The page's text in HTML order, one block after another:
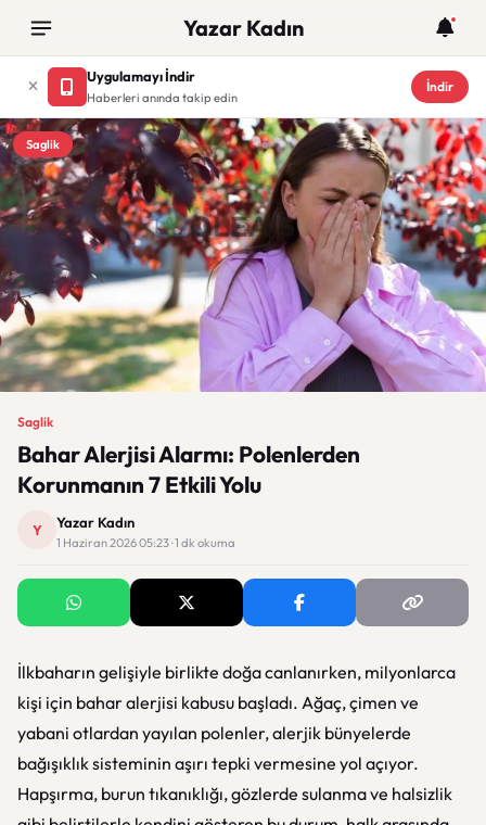
Yazar Kadın
Uygulamayı İndir
Haberleri anında takip edin
İndir
Saglik
Saglik
Bahar Alerjisi Alarmı: Polenlerden
Korunmanın 7 Etkili Yolu
Y Yazar Kadın
1 Haziran 2026 05:23 · 1 dk okuma
İlkbaharın gelişiyle birlikte doğa canlanırken, milyonlarca
kişi için bahar alerjisi kabusu başladı. Ağaç, çimen ve
yabani otlardan yayılan polenler, alerjik bünyelerde
bağışıklık sisteminin aşırı tepki vermesine yol açıyor.
Hapşırma, burun tıkanıklığı, gözlerde sulanma ve halsizlik